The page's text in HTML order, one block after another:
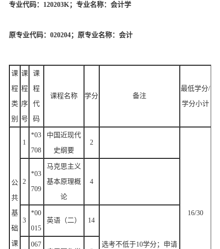
专业代码：120203K；专业名称：会计学
原专业代码：020204；原专业名称：会计
课
程
类
别
课
程
序
号
课
程
代
码
课程名称 学分 备注
最低学分/
学分小计
公
共
基
础
课
1
*03
708
中国近现代
史纲要
2
16/30
2
*03
709
马克思主义
基本原理概
论
4
3
*00
015
英语（二） 14
选考不低于10学分；申请
067